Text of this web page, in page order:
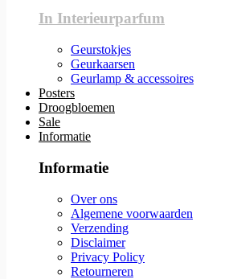
In Interieurparfum
Geurstokjes
Geurkaarsen
Geurlamp & accessoires
Posters
Droogbloemen
Sale
Informatie
Informatie
Over ons
Algemene voorwaarden
Verzending
Disclaimer
Privacy Policy
Retourneren